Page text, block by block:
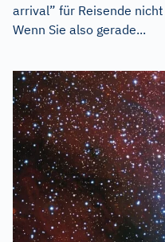
arrival” für Reisende
Wenn Sie also gerade...